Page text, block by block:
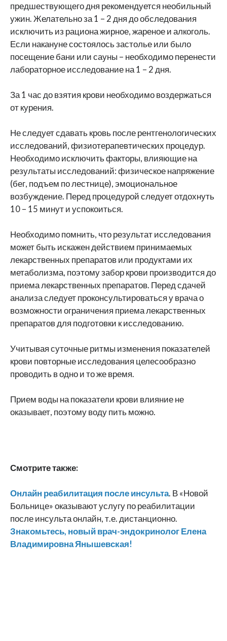
предшествующего дня рекомендуется необильный
ужин. Желательно за 1 – 2 дня до обследования
исключить из рациона жирное, жареное и алкоголь.
Если накануне состоялось застолье или было
посещение бани или сауны – необходимо перенести
лабораторное исследование на 1 – 2 дня.
За 1 час до взятия крови необходимо воздержаться
от курения.
Не следует сдавать кровь после рентгенологических
исследований, физиотерапевтических процедур.
Необходимо исключить факторы, влияющие на
результаты исследований: физическое напряжение
(бег, подъем по лестнице), эмоциональное
возбуждение. Перед процедурой следует отдохнуть
10 – 15 минут и успокоиться.
Необходимо помнить, что результат исследования
может быть искажен действием принимаемых
лекарственных препаратов или продуктами их
метаболизма, поэтому забор крови производится до
приема лекарственных препаратов. Перед сдачей
анализа следует проконсультироваться у врача о
возможности ограничения приема лекарственных
препаратов для подготовки к исследованию.
Учитывая суточные ритмы изменения показателей
крови повторные исследования целесообразно
проводить в одно и то же время.
Прием воды на показатели крови влияние не
оказывает, поэтому воду пить можно.
Смотрите также:
Онлайн реабилитация после инсульта. В «Новой
Больнице» оказывают услугу по реабилитации
после инсульта онлайн, т.е. дистанционно.
Знакомьтесь, новый врач-эндокринолог Елена
Владимировна Янышевская!